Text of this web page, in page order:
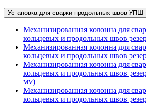
Установка для сварки продольных швов УПШ-
Механизированная колонна для
кольцевых и продольных швов
Механизированная колонна для
кольцевых и продольных швов
Механизированная колонна для
кольцевых и продольных швов
мм)
Механизированная колонна для
кольцевых и продольных швов